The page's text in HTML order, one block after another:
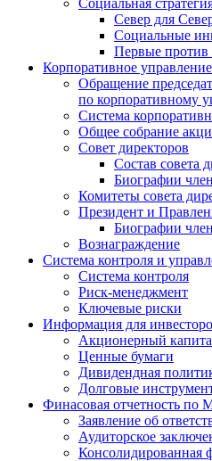
Социальная
Север для
Социальные
Первые против
Корпоративное управление
Обращение
по корпоративному
Система
Общее собрание
Совет директоров
Состав совета
Биографии
Комитеты совета
Президент и
Биографии
Вознаграждение
Система контроля и
Система контроля
Риск-менеджмент
Ключевые риски
Информация для
Акционерный
Ценные бумаги
Дивидендная
Долговые
Финасовая отчетность
Заявление об
Аудиторское
Консолидированная